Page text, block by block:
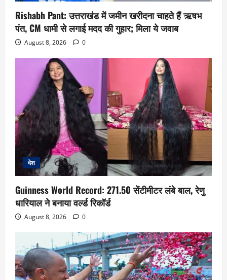
Rishabh Pant: उत्तराखंड में जमीन खरीदना चाहते हैं ऋषभ
पंत, CM धामी से लगाई मदद की गुहार; मिला ये जवाब
August 8, 2026 0
देश
Guinness World Record: 271.50 सेंटीमीटर लंबे बाल, रेणु
धारियाल ने बनाया वर्ल्ड रिकॉर्ड
August 8, 2026 0